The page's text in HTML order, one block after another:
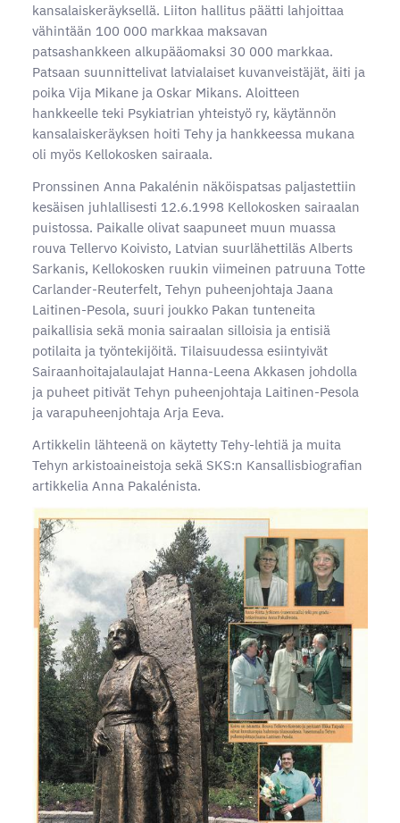
kansalaiskeräyksellä. Liiton hallitus päätti lahjoittaa
vähintään 100 000 markkaa maksavan
patsashankkeen alkupääomaksi 30 000 markkaa.
Patsaan suunnittelivat latvialaiset kuvanveistäjät, äiti ja
poika Vija Mikane ja Oskar Mikans. Aloitteen
hankkeelle teki Psykiatrian yhteistyö ry, käytännön
kansalaiskeräyksen hoiti Tehy ja hankkeessa mukana
oli myös Kellokosken sairaala.
Pronssinen Anna Pakalénin näköispatsas paljastettiin
kesäisen juhlallisesti 12.6.1998 Kellokosken sairaalan
puistossa. Paikalle olivat saapuneet muun muassa
rouva Tellervo Koivisto, Latvian suurlähettiläs Alberts
Sarkanis, Kellokosken ruukin viimeinen patruuna Totte
Carlander-Reuterfelt, Tehyn puheenjohtaja Jaana
Laitinen-Pesola, suuri joukko Pakan tunteneita
paikallisia sekä monia sairaalan silloisia ja entisiä
potilaita ja työntekijöitä. Tilaisuudessa esiintyivät
Sairaanhoitajalaulajat Hanna-Leena Akkasen johdolla
ja puheet pitivät Tehyn puheenjohtaja Laitinen-Pesola
ja varapuheenjohtaja Arja Eeva.
Artikkelin lähteenä on käytetty Tehy-lehtiä ja muita
Tehyn arkistoaineistoja sekä SKS:n Kansallisbiografian
artikkelia Anna Pakalénista.